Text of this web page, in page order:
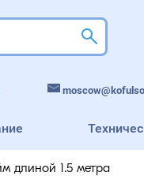
длиной 1.5 метра